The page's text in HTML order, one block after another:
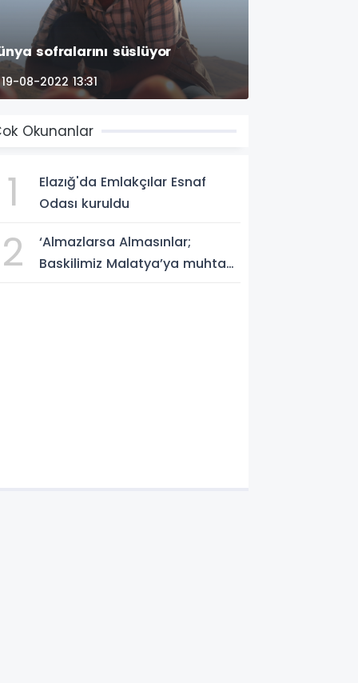
sofralarını süslüyor
19-08-2022 13:31
Okunanlar
1
Elazığ'da Emlakçılar Esnaf
Odası kuruldu
2
‘Almazlarsa Almasınlar;
Baskilimiz Malatya’ya muhtaç